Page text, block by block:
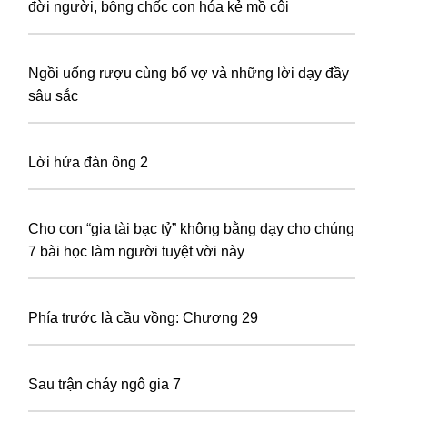
đời người, bỗng chốc con hóa kẻ mồ côi
Ngồi uống rượu cùng bố vợ và những lời dạy đầy
sâu sắc
Lời hứa đàn ông 2
Cho con “gia tài bạc tỷ” không bằng dạy cho chúng
7 bài học làm người tuyệt vời này
Phía trước là cầu vồng: Chương 29
Sau trận cháy ngô gia 7